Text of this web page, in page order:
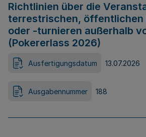
Richtlinien über die
terrestrischen, öffentlichen
oder -turnieren außerhalb
(Pokererlass 2026)
Ausfertigungsdatum 13.07.2026
Ausgabennummer 188